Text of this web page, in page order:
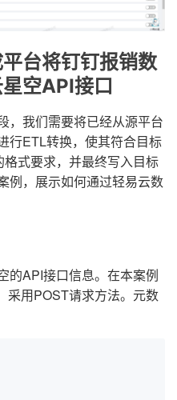
台将钉钉报销数
空API接口
，我们需要将已经从源平台
行ETL转换，使其符合目标
式要求，并最终写入目标
例，展示如何通过轻易云数
的API接口信息。在本案例
采用POST请求方法。元数